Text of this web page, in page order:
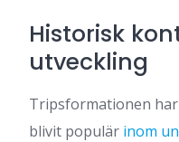
Historisk
utveckling
Tripsformationen
blivit populär inom